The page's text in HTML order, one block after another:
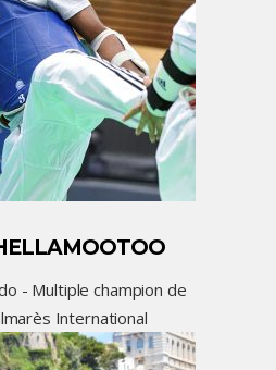
- Multiple champion de
International